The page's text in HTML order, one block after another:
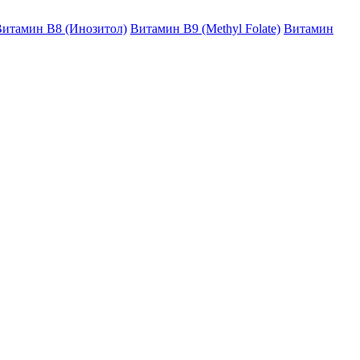
B8 (Инозитол) Витамин B9 (Methyl Folate) Витамин